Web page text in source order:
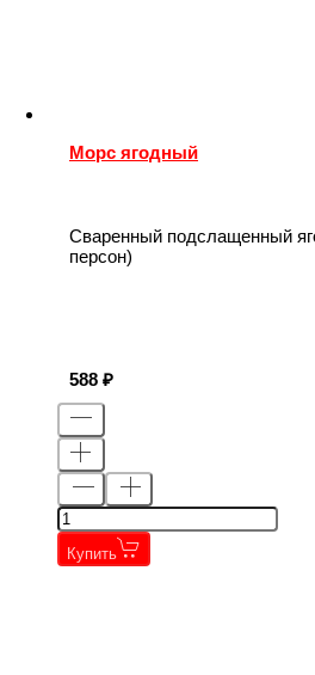
Морс ягодный
Сваренный подслащенный
персон)
588
Купить